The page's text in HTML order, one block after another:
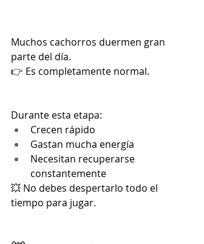
Muchos cachorros duermen gran
parte del día.
👉 Es completamente normal.
Durante esta etapa:
Crecen rápido
Gastan mucha energía
Necesitan recuperarse
constantemente
💥 No debes despertarlo todo el
tiempo para jugar.